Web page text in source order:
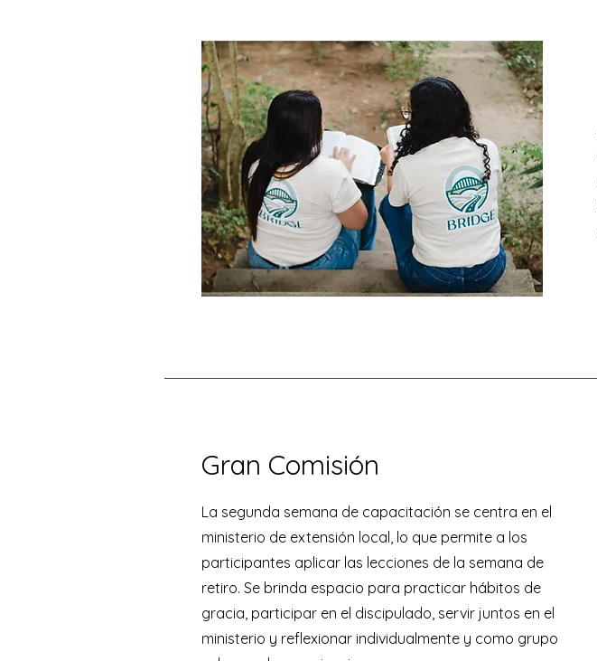
Gran Comisión
La segunda semana de capacitación se centra en el
ministerio de extensión local, lo que permite a los
participantes aplicar las lecciones de la semana de
retiro. Se brinda espacio para practicar hábitos de
gracia, participar en el discipulado, servir juntos en el
ministerio y reflexionar individualmente y como grupo